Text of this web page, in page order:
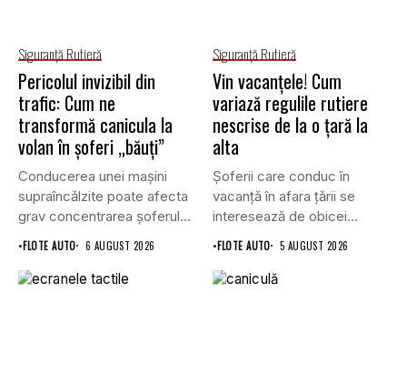
Siguranţă Rutieră
Pericolul invizibil din
trafic: Cum ne
transformă canicula la
volan în șoferi „băuți”
Conducerea unei mașini
supraîncălzite poate afecta
grav concentrarea șoferului
și poate crește...
•FLOTE AUTO 6 AUGUST 2026
Siguranţă Rutieră
Vin vacanțele! Cum
variază regulile rutiere
nescrise de la o țară la
alta
Șoferii care conduc în
vacanță în afara țării se
interesează de obicei...
•FLOTE AUTO 5 AUGUST 2026